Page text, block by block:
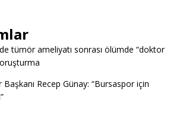
tümör ameliyatı sonrası ölümde “doktor
Recep Günay: “Bursaspor için